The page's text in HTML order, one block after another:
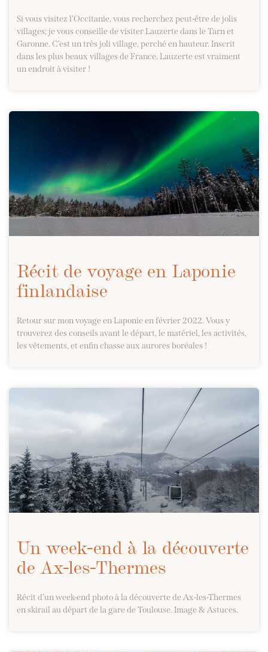
Si vous visitez l’Occitanie, vous recherchez peut-être de jolis
villages; je vous conseille de visiter Lauzerte dans le Tarn et
Garonne. C’est un très joli village, perché en hauteur. Inscrit
dans les plus beaux villages de France, Lauzerte est vraiment
un endroit à visiter !
Récit de voyage en Laponie
finlandaise
Retour sur mon voyage en Laponie en février 2022. Vous y
trouverez des conseils avant le départ, le matériel, les activités,
les vêtements, et enfin chasse aux aurores boréales !
Un week-end à la découverte
de Ax-les-Thermes
Récit d’un week-end photo à la découverte de Ax-les-Thermes
en skirail au départ de la gare de Toulouse. Image & Astuces.